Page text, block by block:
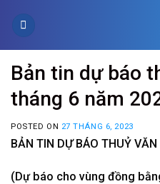
Bản tin dự báo
tháng 6 năm
POSTED ON 27 THÁNG 6, 2023
BẢN TIN DỰ BÁO THUỶ VĂN
(Dự báo cho vùng đồng